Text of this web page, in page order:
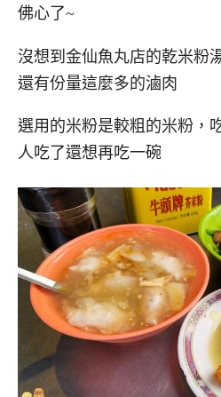
佛心了~
沒想到金仙魚丸店的乾米粉
還有份量這麼多的滷肉
選用的米粉是較粗的米粉，
人吃了還想再吃一碗